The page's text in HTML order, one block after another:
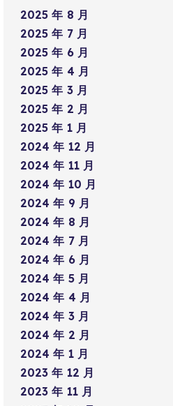
2025 年 8 月
2025 年 7 月
2025 年 6 月
2025 年 4 月
2025 年 3 月
2025 年 2 月
2025 年 1 月
2024 年 12 月
2024 年 11 月
2024 年 10 月
2024 年 9 月
2024 年 8 月
2024 年 7 月
2024 年 6 月
2024 年 5 月
2024 年 4 月
2024 年 3 月
2024 年 2 月
2024 年 1 月
2023 年 12 月
2023 年 11 月